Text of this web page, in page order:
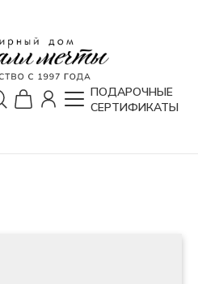
ПОДАРОЧНЫЕ
СЕРТИФИКАТЫ